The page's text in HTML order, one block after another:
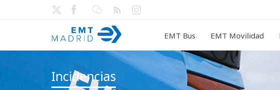
EMT Bus EMT Movilidad
Incidencias